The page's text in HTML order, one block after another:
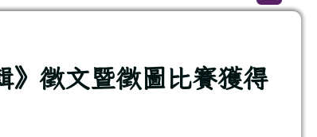
》徵文暨徵圖比賽獲得